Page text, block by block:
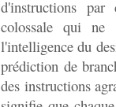
d'instructions
colossale qui
l'intelligence du
prédiction de
des instructions